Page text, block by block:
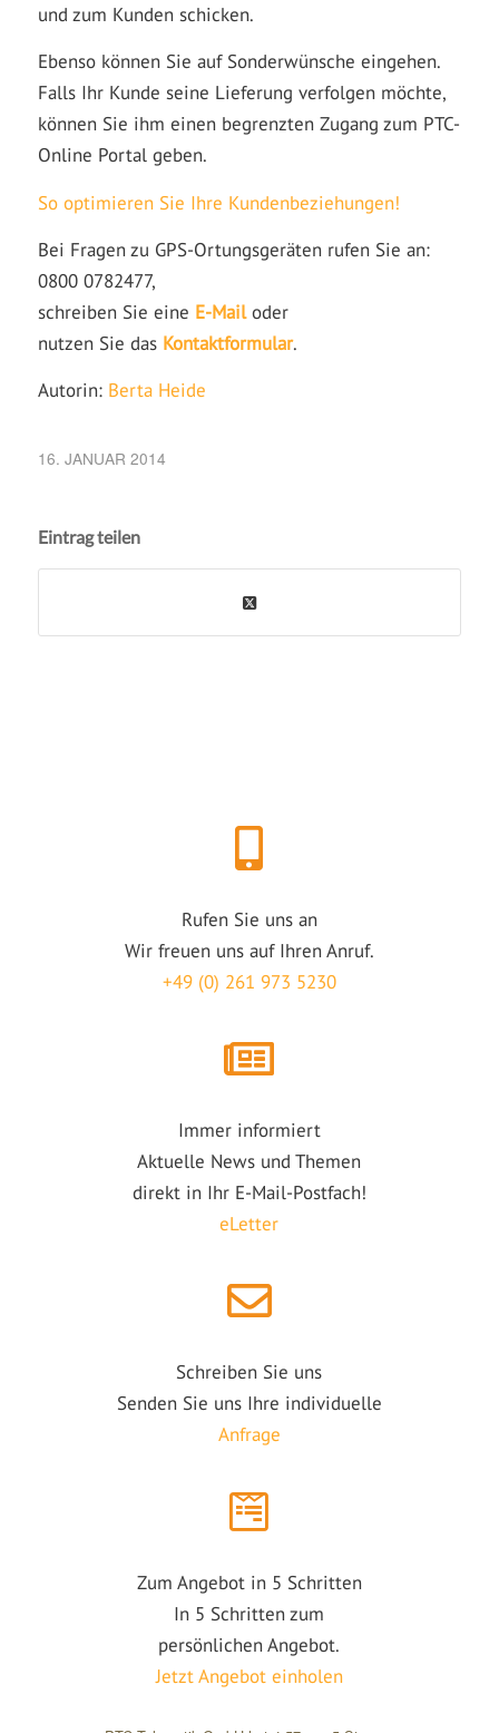
und zum Kunden schicken.
Ebenso können Sie auf Sonderwünsche eingehen.
Falls Ihr Kunde seine Lieferung verfolgen möchte,
können Sie ihm einen begrenzten Zugang zum PTC-
Online Portal geben.
So optimieren Sie Ihre Kundenbeziehungen!
Bei Fragen zu GPS-Ortungsgeräten rufen Sie an:
0800 0782477,
schreiben Sie eine E-Mail oder
nutzen Sie das Kontaktformular.
Autorin: Berta Heide
16. JANUAR 2014
Eintrag teilen
Rufen Sie uns an
Wir freuen uns auf Ihren Anruf.
+49 (0) 261 973 5230
Immer informiert
Aktuelle News und Themen
direkt in Ihr E-Mail-Postfach!
eLetter
Schreiben Sie uns
Senden Sie uns Ihre individuelle
Anfrage
Zum Angebot in 5 Schritten
In 5 Schritten zum
persönlichen Angebot.
Jetzt Angebot einholen